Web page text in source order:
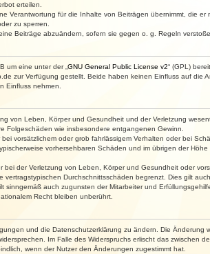
erteilen.
Verantwortung für die Inhalte von Beiträgen übernimmt, die
zu sperren.
Beiträge abzuändern, sofern sie gegen o. g. Regeln
um eine unter der „ GNU General Public License v2“ (GPL)
zur Verfügung gestellt. Beide haben keinen Einfluss auf
Einfluss nehmen.
von Leben, Körper und Gesundheit und der Verletzung
Folgeschäden wie insbesondere entgangenen Gewinn.
vorsätzlichem oder grob fahrlässigem Verhalten oder bei
vorhersehbaren Schäden und im übrigen der
der Verletzung von Leben, Körper und Gesundheit oder
Durchschnittsschäden begrenzt. Dies gilt
sinngemäß auch zugunsten der Mitarbeiter und
Recht bleiben unberührt.
und die Datenschutzerklärung zu ändern. Die Änderung
Im Falle des Widerspruchs erlischt das zwischen
wenn der Nutzer den Änderungen zugestimmt hat.